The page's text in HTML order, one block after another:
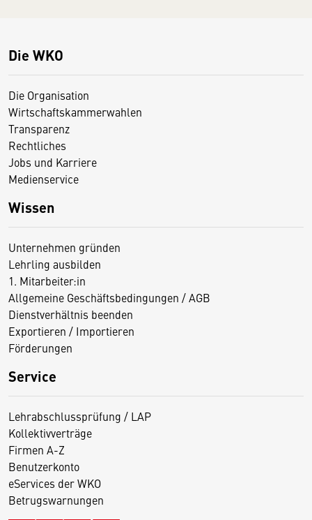
Die WKO
Die Organisation
Wirtschaftskammerwahlen
Transparenz
Rechtliches
Jobs und Karriere
Medienservice
Wissen
Unternehmen gründen
Lehrling ausbilden
1. Mitarbeiter:in
Allgemeine Geschäftsbedingungen / AGB
Dienstverhältnis beenden
Exportieren / Importieren
Förderungen
Service
Lehrabschlussprüfung / LAP
Kollektivverträge
Firmen A-Z
Benutzerkonto
eServices der WKO
Betrugswarnungen